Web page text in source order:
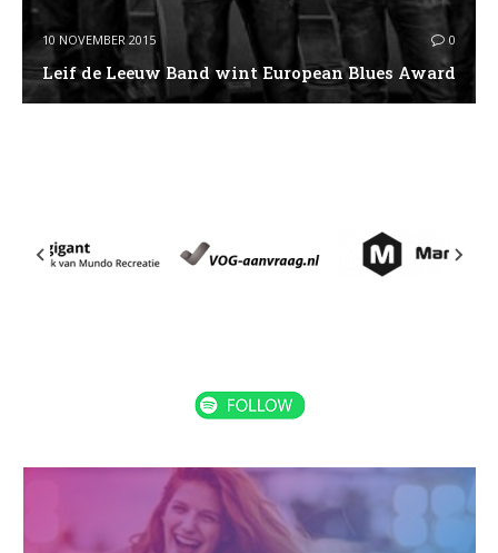
10 NOVEMBER 2015 0
Leif de Leeuw Band wint European Blues Award